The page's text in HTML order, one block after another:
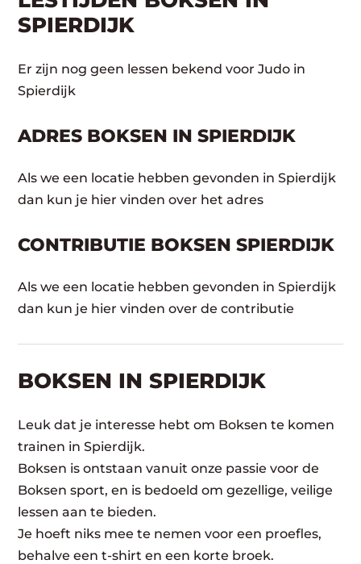
SPIERDIJK
Er zijn nog geen lessen bekend voor Judo in
Spierdijk
ADRES BOKSEN IN SPIERDIJK
Als we een locatie hebben gevonden in Spierdijk
dan kun je hier vinden over het adres
CONTRIBUTIE BOKSEN SPIERDIJK
Als we een locatie hebben gevonden in Spierdijk
dan kun je hier vinden over de contributie
BOKSEN IN SPIERDIJK
Leuk dat je interesse hebt om Boksen te komen
trainen in Spierdijk.
Boksen is ontstaan vanuit onze passie voor de
Boksen sport, en is bedoeld om gezellige, veilige
lessen aan te bieden.
Je hoeft niks mee te nemen voor een proefles,
behalve een t-shirt en een korte broek.